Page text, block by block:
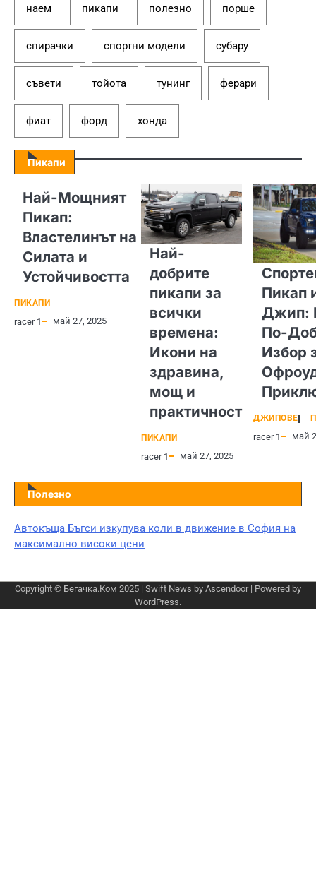
наем пикапи полезно порше
спирачки спортни модели субару
съвети тойота тунинг ферари
фиат форд хонда
Пикапи
Най-Мощният
Пикап:
Властелинът на
Силата и
Устойчивостта
ПИКАПИ
racer 1 май 27, 2025
Най-
добрите
пикапи за
всички
времена:
Икони на
здравина,
мощ и
практичност
ПИКАПИ
racer 1 май 27, 2025
Пикап
Джип:
По-
Избор
ДЖИПОВЕ
racer 1 май
Полезно
Автокъща Бъгси изкупува коли в движение в София на
максимално високи цени
Copyright © Бегачка.Ком 2025 | Swift News by Ascendoor| Powered by
WordPress.